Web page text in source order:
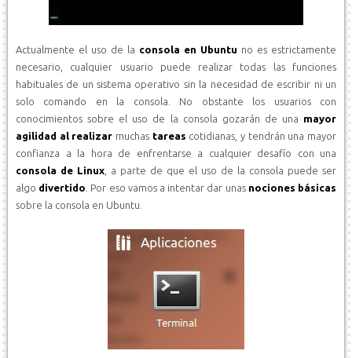
Actualmente el uso de la consola en Ubuntu no es estrictamente
necesario, cualquier usuario puede realizar todas las funciones
habituales de un sistema operativo sin la necesidad de escribir ni un
solo comando en la consola. No obstante los usuarios con
conocimientos sobre el uso de la consola gozarán de una mayor
agilidad al realizar muchas tareas cotidianas, y tendrán una mayor
confianza a la hora de enfrentarse a cualquier desafío con una
consola de Linux , a parte de que el uso de la consola puede ser
algo divertido . Por eso vamos a intentar dar unas nociones básicas
sobre la consola en Ubuntu.